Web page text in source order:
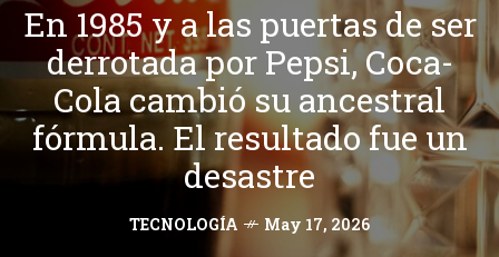
En 1985 y a las puertas de ser
derrotada por Pepsi, Coca-
Cola cambió su ancestral
fórmula. El resultado fue un
desastre
TECNOLOGÍA May 17, 2026